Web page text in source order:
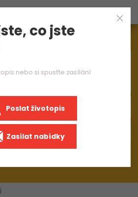
nabídek práce
co jste
nebo si spusťte zasílání
Poslat životopis
Zasílat nabídky